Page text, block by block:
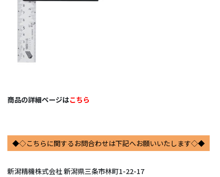
商品の詳細ページはこちら
◆◇こちらに関するお問合わせは下記へお願いいたします◇◆
新潟精機株式会社 新潟県三条市林町1-22-17